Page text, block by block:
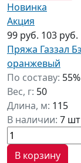
Новинка
Акция
99 руб. 103 руб.
Пряжа Газзал
оранжевый
По составу:
Вес, г: 50
Длина, м: 115
В наличии: 7 шт
В корзину